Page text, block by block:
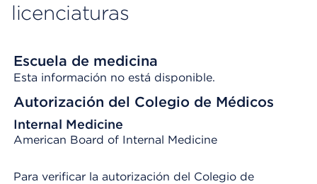
licenciaturas
Escuela de medicina
Esta información no está disponible.
Autorización del Colegio de Médicos
Internal Medicine
American Board of Internal Medicine
Para verificar la autorización del Colegio de